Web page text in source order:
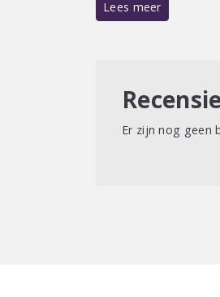
Gebruiksaanwijzing:
Lees meer
Er zijn nog geen